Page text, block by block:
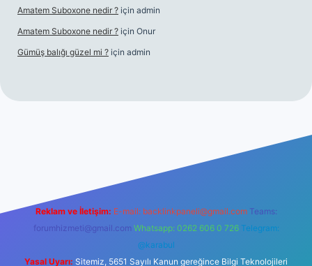
Amatem Suboxone nedir ? için admin
Amatem Suboxone nedir ? için Onur
Gümüş balığı güzel mi ? için admin
Reklam ve İletişim: E-mail: backlinkpaneli@gmail.com Teams:
forumhizmeti@gmail.com Whatsapp: 0262 606 0 726 Telegram:
@karabul
Yasal Uyarı: Sitemiz, 5651 Sayılı Kanun gereğince Bilgi Teknolojileri